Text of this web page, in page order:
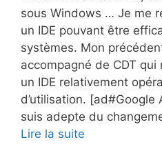
sous Windows … Je me
un IDE pouvant être
systèmes. Mon
accompagné de CDT qui
un IDE relativement
d’utilisation. [ad#Google
suis adepte du
Lire la suite